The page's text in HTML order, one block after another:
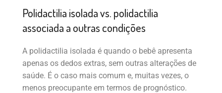
Polidactilia isolada vs. polidactilia
associada a outras condições
A polidactilia isolada é quando o bebê apresenta
apenas os dedos extras, sem outras alterações de
saúde. É o caso mais comum e, muitas vezes, o
menos preocupante em termos de prognóstico.